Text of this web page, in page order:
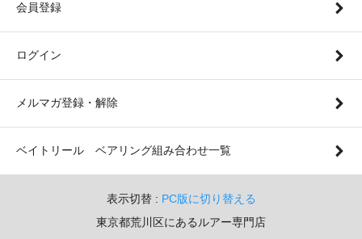
会員登録
ログイン
メルマガ登録・解除
ベイトリール ベアリング組み合わせ一覧
表示切替 : PC版に切り替える
東京都荒川区にあるルアー専門店